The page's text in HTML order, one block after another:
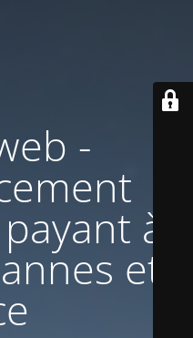
-
à
et